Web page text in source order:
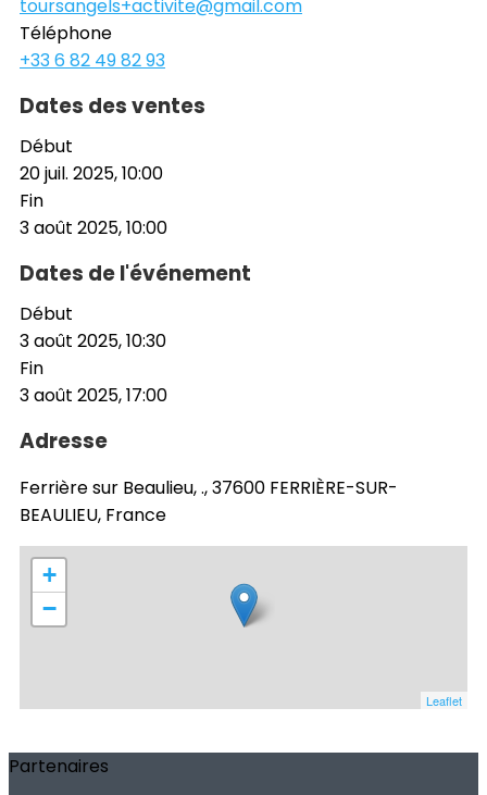
toursangels+activite@gmail.com
Téléphone
+33 6 82 49 82 93
Dates des ventes
Début
20 juil. 2025, 10:00
Fin
3 août 2025, 10:00
Dates de l'événement
Début
3 août 2025, 10:30
Fin
3 août 2025, 17:00
Adresse
Ferrière sur Beaulieu, ., 37600 FERRIÈRE-SUR-
BEAULIEU, France
+
−
Leaflet
Partenaires